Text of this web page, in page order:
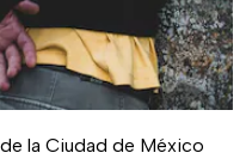
la Ciudad de México